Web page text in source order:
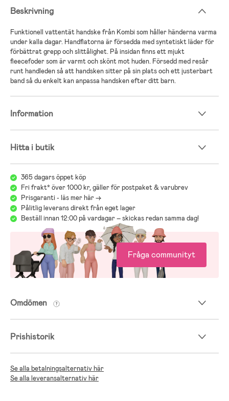
Beskrivning
Funktionell vattentät handske från Kombi som håller händerna varma
under kalla dagar. Handflatorna är försedda med syntetiskt läder för
förbättrat grepp och slittålighet. På insidan finns ett mjukt
fleecefoder som är varmt och skönt mot huden. Försedd med resår
runt handleden så att handsken sitter på sin plats och ett justerbart
band så du enkelt kan anpassa handsken efter ditt barn.
Information
Hitta i butik
365 dagars öppet köp
Fri frakt* över 1000 kr, gäller för postpaket & varubrev
Prisgaranti - läs mer här ->
Pålitlig leverans direkt från eget lager
Beställ innan 12:00 på vardagar – skickas redan samma dag!
Fråga communityt
Omdömen
Prishistorik
Se alla betalningsalternativ här
Se alla leveransalternativ här